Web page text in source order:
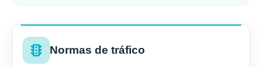
traffic Normas de tráfico